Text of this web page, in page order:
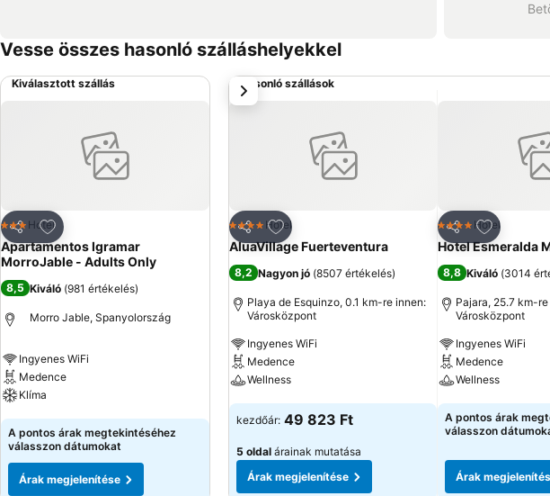
Vesse összes hasonló szálláshelyekkel
Kiválasztott szállás
Megosztás
Hozzáadás a kedvencekhez
3 Kategória
Hotel
Apartamentos Igramar
MorroJable - Adults Only
8,5 Kiváló (981 értékelés)
Morro Jable, Spanyolország
Ingyenes WiFi
Medence
Klíma
Árak megjelenítése
A pontos árak megtekintéséhez
válasszon dátumokat
Árak megjelenítése
Hasonló szállások
Megosztás
Hozzáadás a kedvencekhez
4 Kategória
Hotel
AluaVillage Fuerteventura
8,2 Nagyon jó (8507 értékelés)
Playa de Esquinzo, 0.1 km-re innen:
Városközpont
Ingyenes WiFi
Medence
Wellness
Árak megjelenítése
kezdőár: 49 823 Ft
5 oldal árainak mutatása
Árak megjelenítése
Megosztás
4 Kategória
Hotel
Hotel Esmeralda
8,8 Kiváló (3014
Pajara, 25.7 km-
Városközpont
Ingyenes WiFi
Medence
Wellness
Árak
A pontos árak
válasszon
Árak
következő